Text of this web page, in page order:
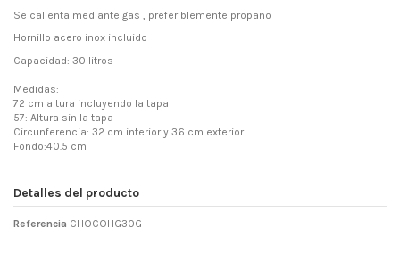
Se calienta mediante gas , preferiblemente propano
Hornillo acero inox incluido
Capacidad: 30 litros
Medidas:
72 cm altura incluyendo la tapa
57: Altura sin la tapa
Circunferencia: 32 cm interior y 36 cm exterior
Fondo:40.5 cm
Detalles del producto
Referencia CHOCOHG30G